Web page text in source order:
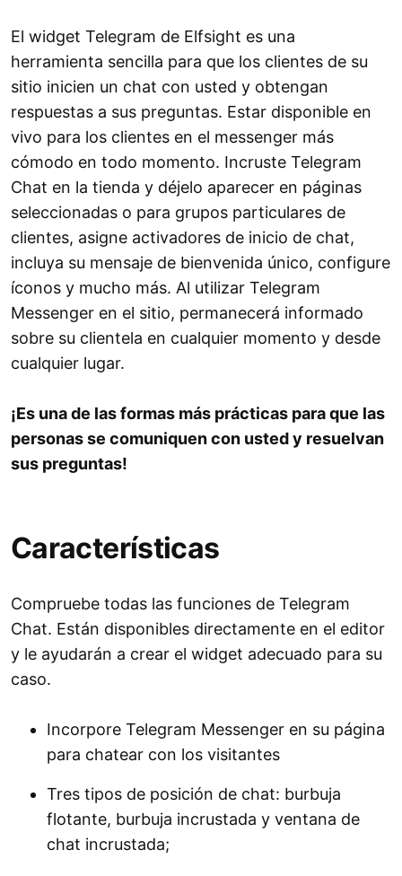
El widget Telegram de Elfsight es una
herramienta sencilla para que los clientes de su
sitio inicien un chat con usted y obtengan
respuestas a sus preguntas. Estar disponible en
vivo para los clientes en el messenger más
cómodo en todo momento. Incruste Telegram
Chat en la tienda y déjelo aparecer en páginas
seleccionadas o para grupos particulares de
clientes, asigne activadores de inicio de chat,
incluya su mensaje de bienvenida único, configure
íconos y mucho más. Al utilizar Telegram
Messenger en el sitio, permanecerá informado
sobre su clientela en cualquier momento y desde
cualquier lugar.
¡Es una de las formas más prácticas para que las
personas se comuniquen con usted y resuelvan
sus preguntas!
Características
Compruebe todas las funciones de Telegram
Chat. Están disponibles directamente en el editor
y le ayudarán a crear el widget adecuado para su
caso.
Incorpore Telegram Messenger en su página
para chatear con los visitantes
Tres tipos de posición de chat: burbuja
flotante, burbuja incrustada y ventana de
chat incrustada;